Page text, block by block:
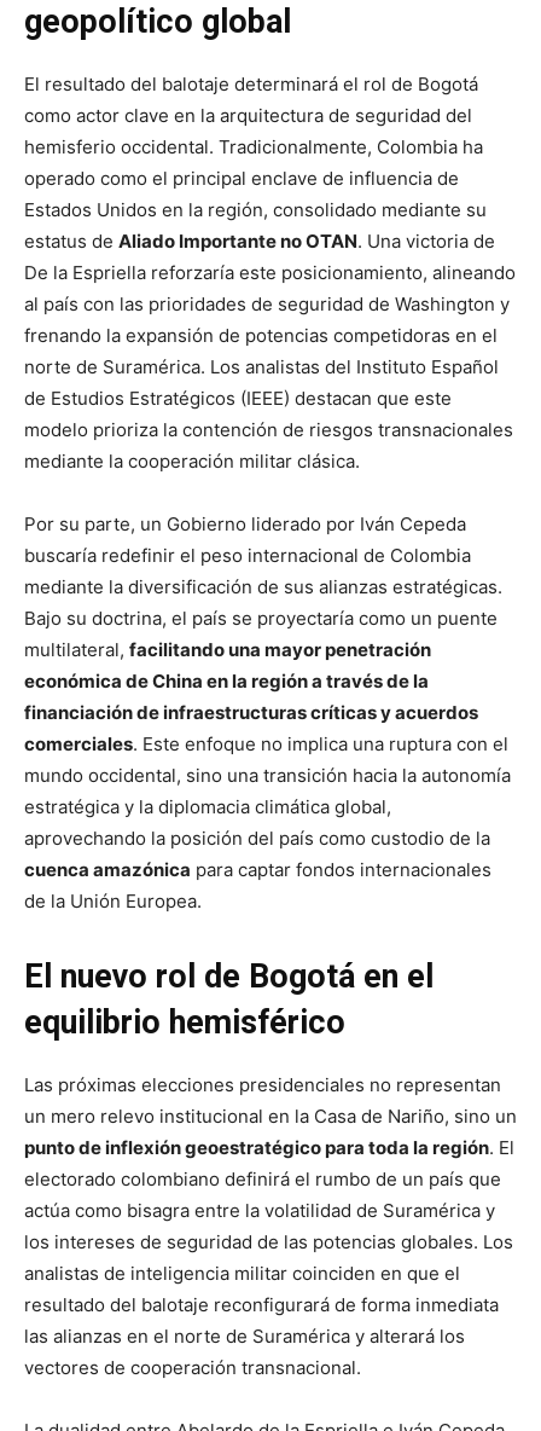
geopolítico global
El resultado del balotaje determinará el rol de Bogotá
como actor clave en la arquitectura de seguridad del
hemisferio occidental. Tradicionalmente, Colombia ha
operado como el principal enclave de influencia de
Estados Unidos en la región, consolidado mediante su
estatus de Aliado Importante no OTAN. Una victoria de
De la Espriella reforzaría este posicionamiento, alineando
al país con las prioridades de seguridad de Washington y
frenando la expansión de potencias competidoras en el
norte de Suramérica. Los analistas del Instituto Español
de Estudios Estratégicos (IEEE) destacan que este
modelo prioriza la contención de riesgos transnacionales
mediante la cooperación militar clásica.
Por su parte, un Gobierno liderado por Iván Cepeda
buscaría redefinir el peso internacional de Colombia
mediante la diversificación de sus alianzas estratégicas.
Bajo su doctrina, el país se proyectaría como un puente
multilateral, facilitando una mayor penetración
económica de China en la región a través de la
financiación de infraestructuras críticas y acuerdos
comerciales. Este enfoque no implica una ruptura con el
mundo occidental, sino una transición hacia la autonomía
estratégica y la diplomacia climática global,
aprovechando la posición del país como custodio de la
cuenca amazónica para captar fondos internacionales
de la Unión Europea.
El nuevo rol de Bogotá en el
equilibrio hemisférico
Las próximas elecciones presidenciales no representan
un mero relevo institucional en la Casa de Nariño, sino un
punto de inflexión geoestratégico para toda la región. El
electorado colombiano definirá el rumbo de un país que
actúa como bisagra entre la volatilidad de Suramérica y
los intereses de seguridad de las potencias globales. Los
analistas de inteligencia militar coinciden en que el
resultado del balotaje reconfigurará de forma inmediata
las alianzas en el norte de Suramérica y alterará los
vectores de cooperación transnacional.